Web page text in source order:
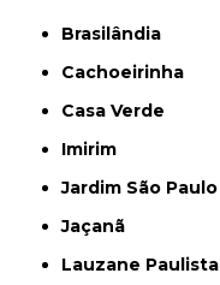
Brasilândia
Cachoeirinha
Casa Verde
Imirim
Jardim São Paulo
Jaçanã
Lauzane Paulista